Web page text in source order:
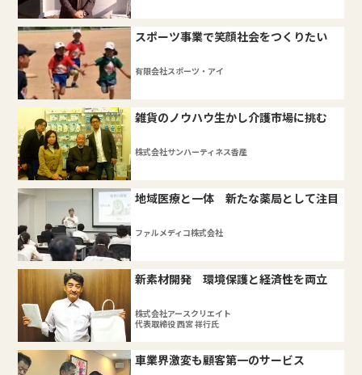
スポーツ事業で笑顔社会をつくりたい
有限会社スポーツ・アイ
雑貨のノウハウ生かし介護市場に挑む
株式会社サンハーティネス香産
地域医療と一体 新たな薬局として注目
ファルメディコ株式会社
新素材開発 環境保護と経済性を両立
株式会社アースクリエイト
代表取締役 西宮 祥行氏
車業界激変も顧客第一のサービス